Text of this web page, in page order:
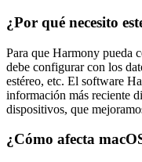
¿Por qué necesito
Para que Harmony pueda
debe configurar con los
estéreo, etc. El software
información más reciente
dispositivos, que
¿Cómo afecta